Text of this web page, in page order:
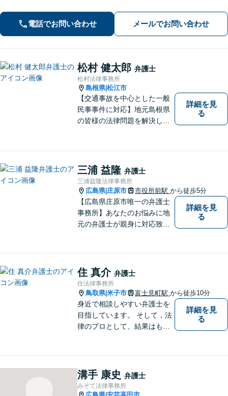
とがありましたら、まずはお気軽にご
相談ください。【出張相談に対応】
【秘密厳守】
電話でお問い合わせ メールでお問い合わせ
松村 健太郎 弁護士
松村法律事務所
島根県|松江市
【交通事故を中心とした一般
民事事件に対応】地元島根県
の皆様の法律問題を解決し、
決だけでなく、依頼者様一人
ひとりの心に寄り添ったサポ
ートを心がけております。ま
ずはお気軽にご相談くださ
い。
詳細を見
る
三浦 益隆 弁護士
三浦益隆法律事務所
広島県| 庄原市 市役所前駅 から徒歩5分
【広島県庄原市唯一の弁護士
事務所】あなたのお悩みに地
元の弁護士が親身に対応致し
詳細を見
る
住 真介 弁護士
住法律事務所
鳥取県|米子市 富士見町駅 から徒歩10分
身近で相談しやすい弁護士を
目指しています。 そして，法
律のプロとして、結果はもち
依頼者様の心を理解し，寄り
添いながら問題い解決のサポ
ートを心がけています。
詳細を見
る
溝手 康史 弁護士
みぞて法律事務所
広島県 安芸高田市